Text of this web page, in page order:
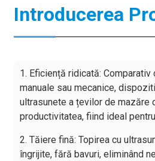
Introducerea
1. Eficiență ridicată:
manuale sau mecanice,
ultrasunete a țevilor de mazăre
productivitatea, fiind ideal
2. Tăiere fină: Topirea cu
îngrijite, fără bavuri, eliminând